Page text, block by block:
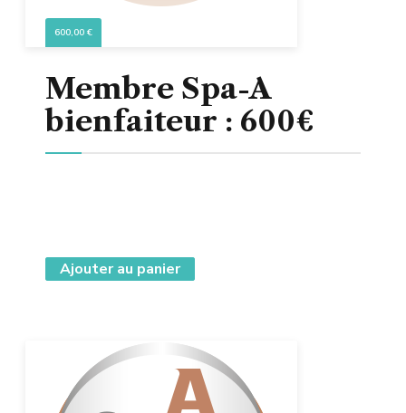
Membre Spa-A
bienfaiteur : 600€
600,00 €
Ajouter au panier